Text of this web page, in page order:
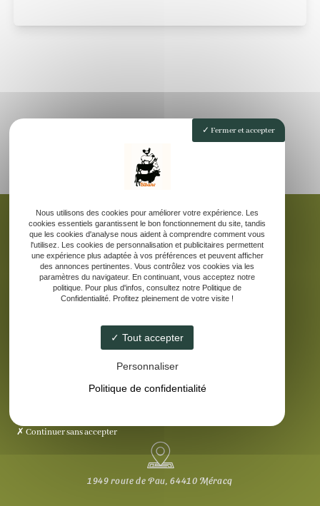
Accueil
La ferme pédagogique
Elevage d’âne des Pyrénées
Galerie
Contact
1949 route de Pau, 64410 Méracq
Fermer et accepter
Nous utilisons des cookies pour améliorer votre expérience. Les
cookies essentiels garantissent le bon fonctionnement du site, tandis
que les cookies d'analyse nous aident à comprendre comment vous
l'utilisez. Les cookies de personnalisation et publicitaires permettent
une expérience plus adaptée à vos préférences et peuvent afficher
des annonces pertinentes. Vous contrôlez vos cookies via les
paramètres du navigateur. En continuant, vous acceptez notre
politique. Pour plus d'infos, consultez notre Politique de
Confidentialité. Profitez pleinement de votre visite !
Tout accepter
Personnaliser
Politique de confidentialité
Continuer sans accepter